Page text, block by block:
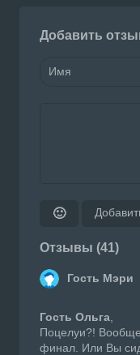
Добавить
🙂
Отзывы (41)
Гость Мэри
Гость Ольга
Поцелуи?!
финал. Или Вы